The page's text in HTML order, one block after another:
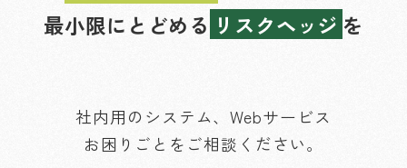
最小限にとどめる リスクヘッジ を
社内用のシステム、Webサービス
お困りごとをご相談ください。